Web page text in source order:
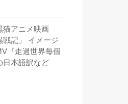
猫アニメ映画
戦記」 イメージ
『走過世界每個
日本語訳など